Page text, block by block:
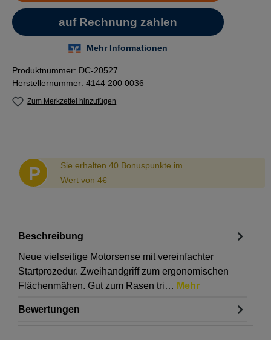
Produktnummer: DC-20527
Herstellernummer: 4144 200 0036
Zum Merkzettel hinzufügen
P
Sie erhalten 40 Bonuspunkte im
Wert von 4€
Beschreibung
Neue vielseitige Motorsense mit vereinfachter
Startprozedur. Zweihandgriff zum ergonomischen
Flächenmähen. Gut zum Rasen tri… Mehr
Bewertungen